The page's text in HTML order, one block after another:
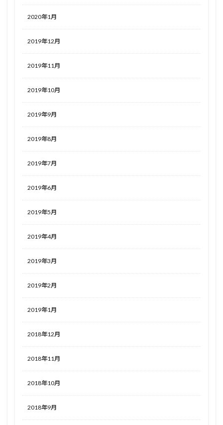
2020年1月
2019年12月
2019年11月
2019年10月
2019年9月
2019年8月
2019年7月
2019年6月
2019年5月
2019年4月
2019年3月
2019年2月
2019年1月
2018年12月
2018年11月
2018年10月
2018年9月